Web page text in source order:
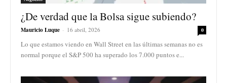
¿De verdad que la Bolsa sigue subiendo?
Mauricio Luque - 16 abril, 2026 0
Lo que estamos viendo en Wall Street en las últimas semanas no es
normal porque el S&P 500 ha superado los 7.000 puntos e...